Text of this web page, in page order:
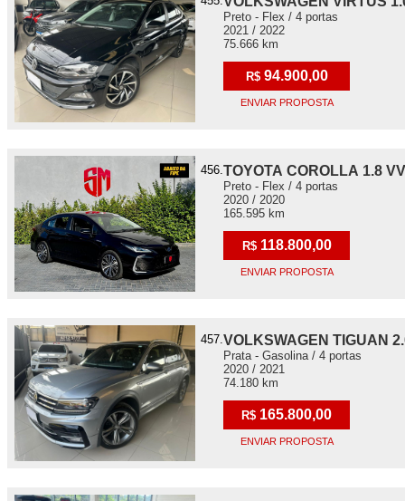
Preto - Flex / 4 portas
2021 / 2022
75.666 km
R$ 94.900,00
ENVIAR PROPOSTA
456.TOYOTA COROLLA 1.8
Preto - Flex / 4 portas
2020 / 2020
165.595 km
R$ 118.800,00
ENVIAR PROPOSTA
457.VOLKSWAGEN TIGUAN
Prata - Gasolina / 4 portas
2020 / 2021
74.180 km
R$ 165.800,00
ENVIAR PROPOSTA